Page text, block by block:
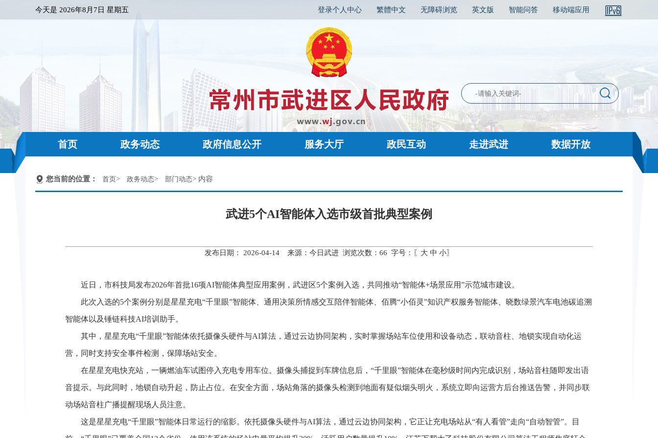
今天是 2026年8月7日 星期五 登录个人中心 繁體中文 无障碍浏览 英文版 智能问答 移动端应用
首页 政务动态 政府信息公开 服务大厅 政民互动 走进武进 数据开放
您当前的位置： 首页> 政务动态> 部门动态> 内容
武进5个AI智能体入选市级首批典型案例
发布日期： 2026-04-14 来源：今日武进 浏览次数： 66 字号：〖 大 中 小〗
近日，市科技局发布2026年首批16项AI智能体典型应用案例，武进区5个案例入选，共同推动“智能体+场景应用”示范城市建设。
此次入选的5个案例分别是星星充电“千里眼”智能体、通用决策所情感交互陪伴智能体、佰腾“小佰灵”知识产权服务智能体、晓数绿景汽车电池碳追溯
智能体以及锤链科技AI培训助手。
其中，星星充电“千里眼”智能体依托摄像头硬件与AI算法，通过云边协同架构，实时掌握场站车位使用和设备动态，联动音柱、地锁实现自动化运
营，同时支持安全事件检测，保障场站安全。
在星星充电快充站，一辆燃油车试图停入充电专用车位。摄像头捕捉到车牌信息后，“千里眼”智能体在毫秒级时间内完成识别，场站音柱随即发出语
音提示。与此同时，地锁自动升起，防止占位。在安全方面，场站角落的摄像头检测到地面有疑似烟头明火，系统立即向运营方后台推送告警，并同步联
动场站音柱广播提醒现场人员注意。
这是星星充电“千里眼”智能体日常运行的缩影。依托摄像头硬件与AI算法，通过云边协同架构，它正让充电场站从“有人看管”走向“自动智管”。目